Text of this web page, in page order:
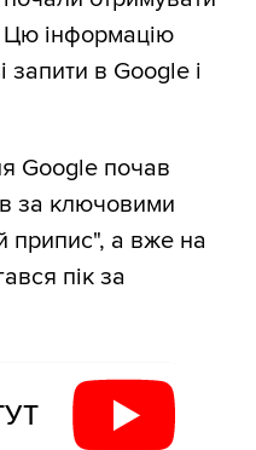
Цю інформацію
запити в Google і
Google почав
за ключовими
припис", а вже на
пік за